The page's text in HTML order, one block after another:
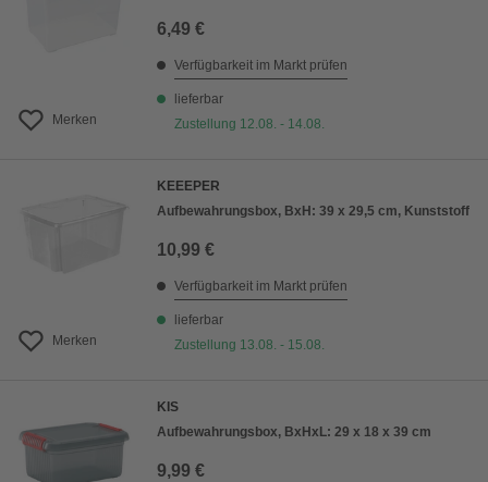
Merken
6,49 €
Verfügbarkeit im Markt prüfen
lieferbar
Zustellung 12.08. - 14.08.
Merken
KEEEPER
Aufbewahrungsbox, BxH: 39 x 29,5 cm, Kunststoff
10,99 €
Verfügbarkeit im Markt prüfen
lieferbar
Zustellung 13.08. - 15.08.
KIS
Aufbewahrungsbox, BxHxL: 29 x 18 x 39 cm
9,99 €